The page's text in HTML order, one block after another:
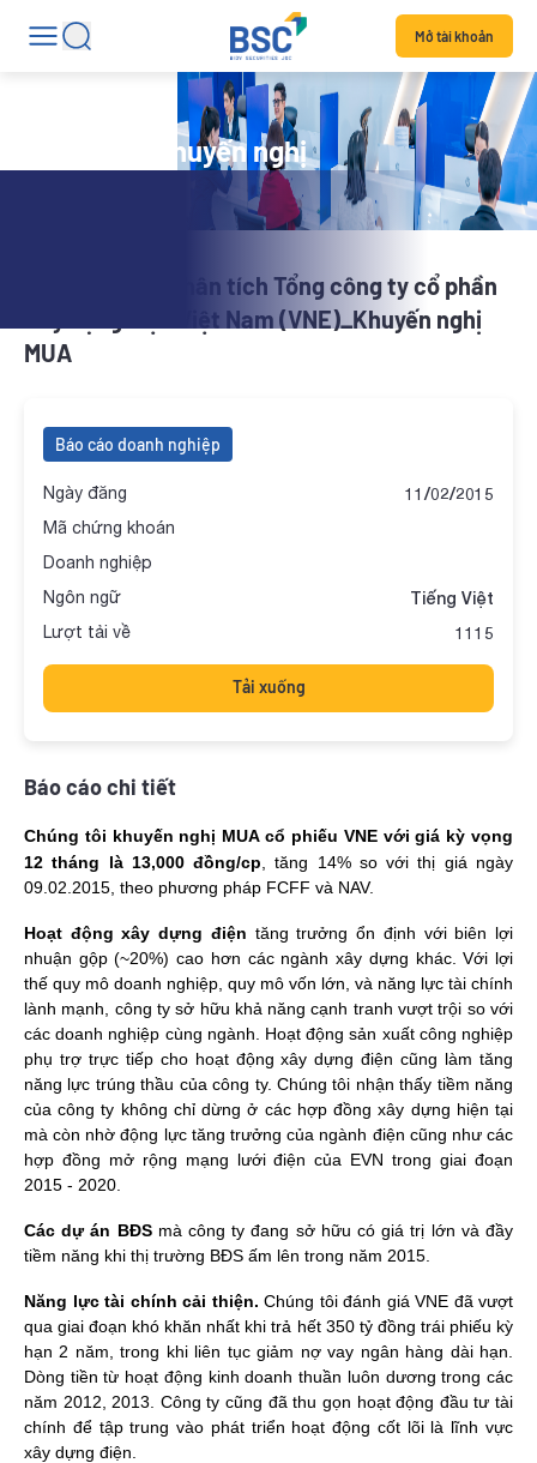
Mở tài khoản
Danh mục khuyến nghị
BSC_Báo cáo phân tích Tổng công ty cổ phần
Xây dựng điện Việt Nam (VNE)_Khuyến nghị
MUA
Báo cáo doanh nghiệp
Ngày đăng 11/02/2015
Mã chứng khoán
Doanh nghiệp
Ngôn ngữ
Tiếng Việt
Lượt tải về 1115
Tải xuống
Báo cáo chi tiết
Chúng tôi khuyến nghị MUA cổ phiếu VNE với giá kỳ vọng
12 tháng là 13,000 đồng/cp , tăng 14% so với thị giá ngày
09.02.2015, theo phương pháp FCFF và NAV.
Hoạt động xây dựng điện tăng trưởng ổn định với biên lợi
nhuận gộp (~20%) cao hơn các ngành xây dựng khác. Với lợi
thế quy mô doanh nghiệp, quy mô vốn lớn, và năng lực tài chính
lành mạnh, công ty sở hữu khả năng cạnh tranh vượt trội so với
các doanh nghiệp cùng ngành. Hoạt động sản xuất công nghiệp
phụ trợ trực tiếp cho hoạt động xây dựng điện cũng làm tăng
năng lực trúng thầu của công ty. Chúng tôi nhận thấy tiềm năng
của công ty không chỉ dừng ở các hợp đồng xây dựng hiện tại
mà còn nhờ động lực tăng trưởng của ngành điện cũng như các
hợp đồng mở rộng mạng lưới điện của EVN trong giai đoạn
2015 - 2020.
Các dự án BĐSmà công ty đang sở hữu có giá trị lớn và đầy
tiềm năng khi thị trường BĐS ấm lên trong năm 2015.
Năng lực tài chính cải thiện. Chúng tôi đánh giá VNE đã vượt
qua giai đoạn khó khăn nhất khi trả hết 350 tỷ đồng trái phiếu kỳ
hạn 2 năm, trong khi liên tục giảm nợ vay ngân hàng dài hạn.
Dòng tiền từ hoạt động kinh doanh thuần luôn dương trong các
năm 2012, 2013. Công ty cũng đã thu gọn hoạt động đầu tư tài
chính để tập trung vào phát triển hoạt động cốt lõi là lĩnh vực
xây dựng điện.